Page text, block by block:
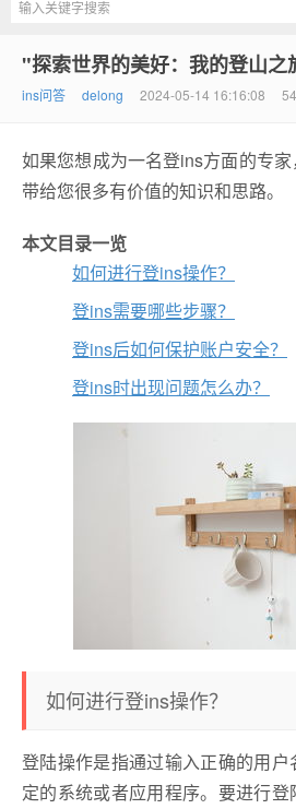
ins账号购买,ins账号自助购买10
账号怎么注册
"探索世界的美好：我的登山之
ins问答 delong 2024-05-14 16:16:08
如果您想成为一名登ins方面的专
带给您很多有价值的知识和思路。
本文目录一览
如何进行登ins操作？
登ins需要哪些步骤？
登ins后如何保护账户安全？
登ins时出现问题怎么办？
如何进行登ins操作？
登陆操作是指通过输入正确的用
定的系统或者应用程序。要进行